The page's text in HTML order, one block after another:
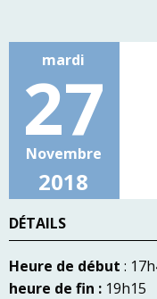
mardi
27
Novembre
2018
DÉTAILS
Heure de début :
heure de fin : 19h15